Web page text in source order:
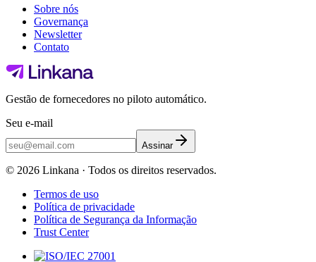
Sobre nós
Governança
Newsletter
Contato
Gestão de fornecedores no piloto automático.
Seu e-mail
Assinar
© 2026 Linkana · Todos os direitos reservados.
Termos de uso
Política de privacidade
Política de Segurança da Informação
Trust Center